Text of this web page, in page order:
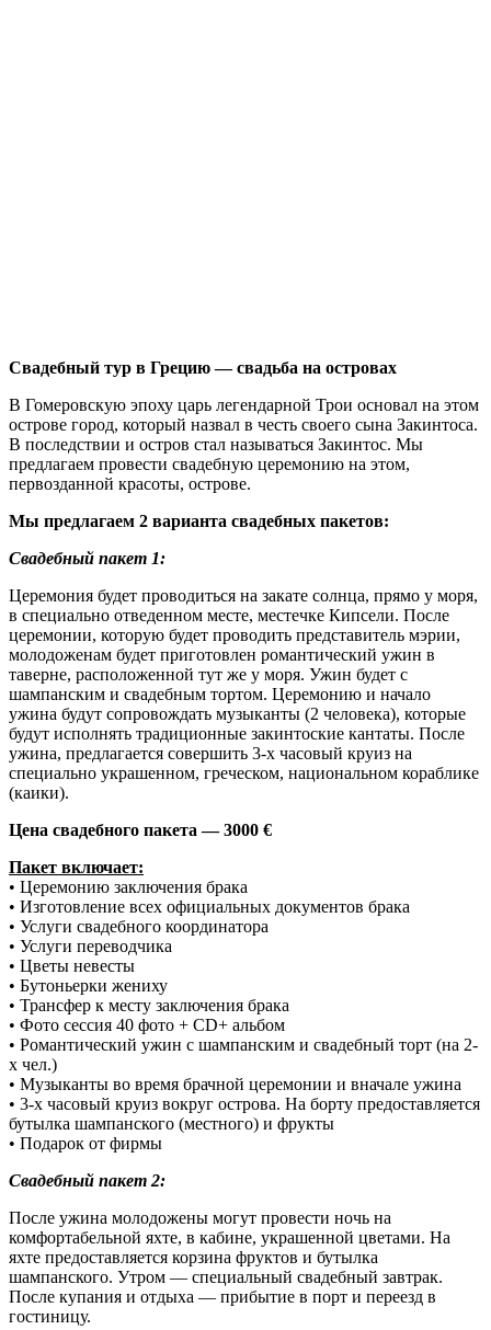
Свадебный тур в Грецию — свадьба на островах
В Гомеровскую эпоху царь легендарной Трои основал на этом
острове город, который назвал в честь своего сына Закинтоса.
В последствии и остров стал называться Закинтос. Мы
предлагаем провести свадебную церемонию на этом,
первозданной красоты, острове.
Мы предлагаем 2 варианта свадебных пакетов:
Свадебный пакет 1:
Церемония будет проводиться на закате солнца, прямо у моря,
в специально отведенном месте, местечке Кипсели. После
церемонии, которую будет проводить представитель мэрии,
молодоженам будет приготовлен романтический ужин в
таверне, расположенной тут же у моря. Ужин будет с
шампанским и свадебным тортом. Церемонию и начало
ужина будут сопровождать музыканты (2 человека), которые
будут исполнять традиционные закинтоские кантаты. После
ужина, предлагается совершить 3-х часовый круиз на
специально украшенном, греческом, национальном кораблике
(каики).
Цена свадебного пакета — 3000 €
Пакет включает:
• Церемонию заключения брака
• Изготовление всех официальных документов брака
• Услуги свадебного координатора
• Услуги переводчика
• Цветы невесты
• Бутоньерки жениху
• Трансфер к месту заключения брака
• Фото сессия 40 фото + CD+ альбом
• Романтический ужин с шампанским и свадебный торт (на 2-
х чел.)
• Музыканты во время брачной церемонии и вначале ужина
• 3-х часовый круиз вокруг острова. На борту предоставляется
бутылка шампанского (местного) и фрукты
• Подарок от фирмы
Свадебный пакет 2:
После ужина молодожены могут провести ночь на
комфортабельной яхте, в кабине, украшенной цветами. На
яхте предоставляется корзина фруктов и бутылка
шампанского. Утром — специальный свадебный завтрак.
После купания и отдыха — прибытие в порт и переезд в
гостиницу.